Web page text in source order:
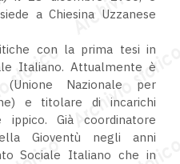
a Chiesina Uzzanese
con la prima tesi in
Italiano. Attualmente è
(Unione Nazionale per
e titolare di incarichi
Già coordinatore
Gioventù negli anni
Sociale Italiano che in